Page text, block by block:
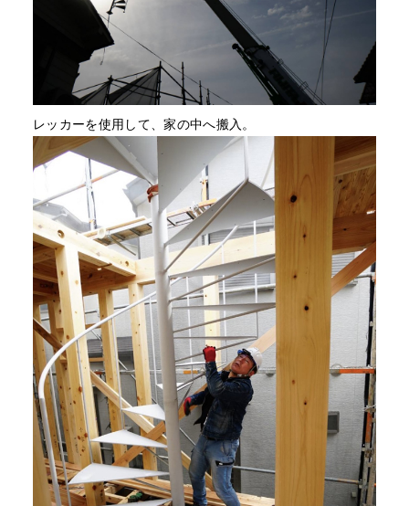
レッカーを使用して、家の中へ搬入。